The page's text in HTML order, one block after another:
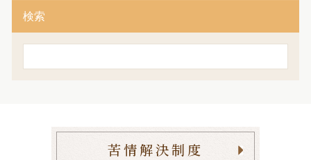
検索
苦情解決制度